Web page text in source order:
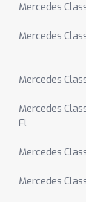
Mercedes
Mercedes
Mercedes
Mercedes
Fl
Mercedes
Mercedes